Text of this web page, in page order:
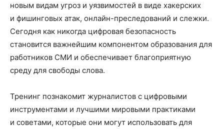
новым видам угроз и уязвимостей в виде хакерских
и фишинговых атак, онлайн-преследований и слежки.
Сегодня как никогда цифровая безопасность
становится важнейшим компонентом образования для
работников СМИ и обеспечивает благоприятную
среду для свободы слова.
Тренинг познакомит журналистов с цифровыми
инструментами и лучшими мировыми практиками
и советами, которые они могут использовать для